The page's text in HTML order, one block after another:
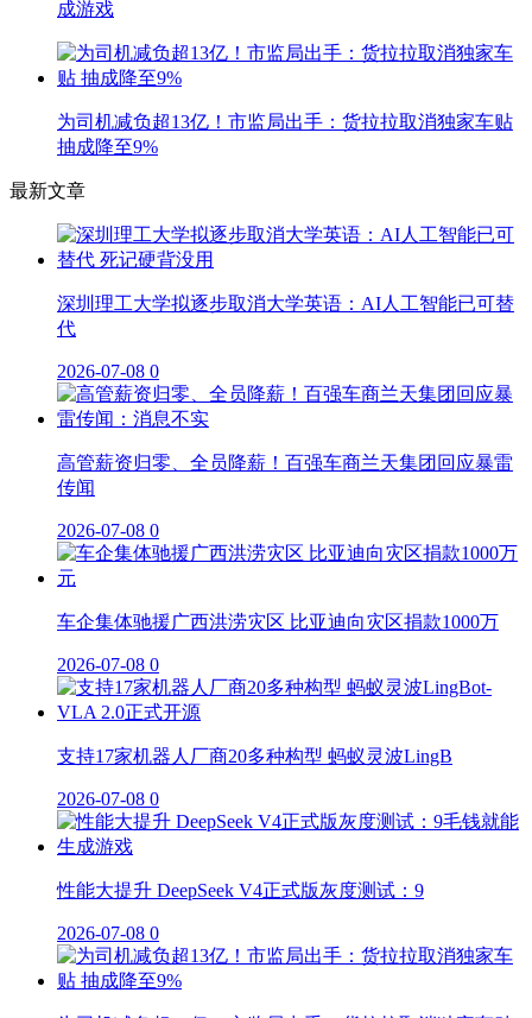
成游戏
为司机减负超13亿！市监局出手：货拉拉取消独家车贴
抽成降至9%
最新文章
深圳理工大学拟逐步取消大学英语：AI人工智能已可替
代
2026-07-08 0
高管薪资归零、全员降薪！百强车商兰天集团回应暴雷
传闻
2026-07-08 0
车企集体驰援广西洪涝灾区 比亚迪向灾区捐款1000万
2026-07-08 0
支持17家机器人厂商20多种构型 蚂蚁灵波LingB
2026-07-08 0
性能大提升 DeepSeek V4正式版灰度测试：9
2026-07-08 0